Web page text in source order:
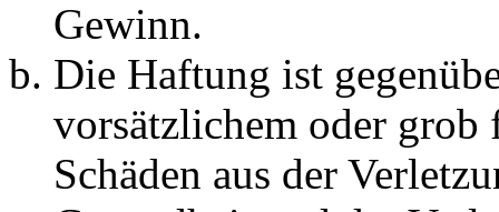
Gewinn.
Die Haftung ist
vorsätzlichem oder grob
Schäden aus der